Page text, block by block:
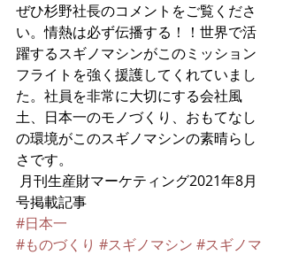
ぜひ杉野社長のコメントをご覧くださ
い。情熱は必ず伝播する！！世界で活
躍するスギノマシンがこのミッション
フライトを強く援護してくれていまし
た。社員を非常に大切にする会社風
土、日本一のモノづくり、おもてなし
の環境がこのスギノマシンの素晴らし
さです。
号掲載記事
#日本一
#ものづくり #スギノマシン #スギノマ